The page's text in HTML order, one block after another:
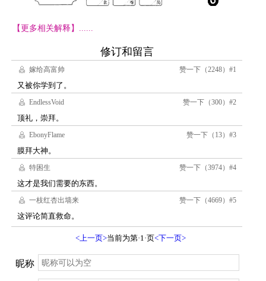
【更多相关解释】......